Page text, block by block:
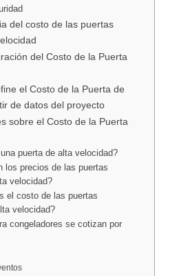
del costo de las puertas
del Costo de la Puerta
el Costo de la Puerta de
de datos del proyecto
sobre el Costo de la Puerta
puerta de alta velocidad?
los precios de las puertas
velocidad?
el costo de las puertas
velocidad?
congeladores se cotizan por